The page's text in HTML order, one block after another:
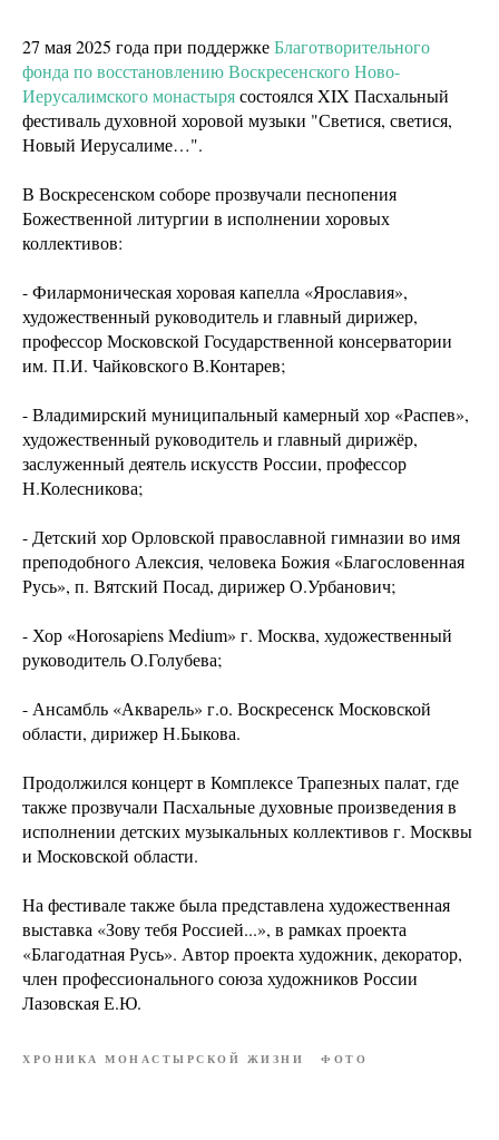
27 мая 2025 года при поддержкеБлаготворительного
фонда по восстановлению Воскресенского Ново-
Иерусалимского монастырясостоялся XIX Пасхальный
фестиваль духовной хоровой музыки "Светися, светися,
Новый Иерусалиме…".
В Воскресенском соборе прозвучали песнопения
Божественной литургии в исполнении хоровых
коллективов:
- Филармоническая хоровая капелла «Ярославия»,
художественный руководитель и главный дирижер,
профессор Московской Государственной консерватории
им. П.И. Чайковского В.Контарев;
- Владимирский муниципальный камерный хор «Распев»,
художественный руководитель и главный дирижёр,
заслуженный деятель искусств России, профессор
Н.Колесникова;
- Детский хор Орловской православной гимназии во имя
преподобного Алексия, человека Божия «Благословенная
Русь», п. Вятский Посад, дирижер О.Урбанович;
- Хор «Horosapiens Medium» г. Москва, художественный
руководитель О.Голубева;
- Ансамбль «Акварель» г.о. Воскресенск Московской
области, дирижер Н.Быкова.
Продолжился концерт в Комплексе Трапезных палат, где
также прозвучали Пасхальные духовные произведения в
исполнении детских музыкальных коллективов г. Москвы
и Московской области.
На фестивале также была представлена художественная
выставка «Зову тебя Россией...», в рамках проекта
«Благодатная Русь». Автор проекта художник, декоратор,
член профессионального союза художников России
Лазовская Е.Ю.
ХРОНИКА МОНАСТЫРСКОЙ ЖИЗНИ ФОТО